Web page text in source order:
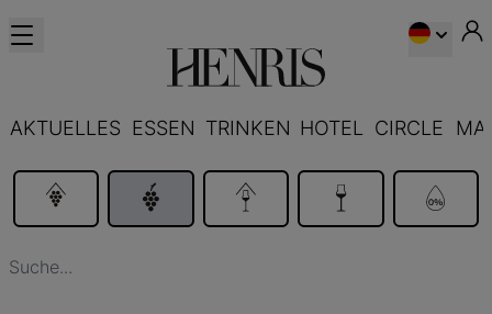
AKTUELLES ESSEN TRINKEN HOTEL CIRCLE